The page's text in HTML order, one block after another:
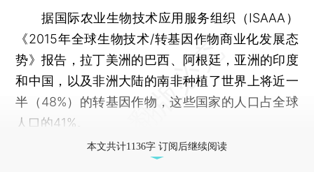
据国际农业生物技术应用服务组织（ISAAA）
《2015年全球生物技术/转基因作物商业化发展态
势》报告，拉丁美洲的巴西、阿根廷，亚洲的印度
和中国，以及非洲大陆的南非种植了世界上将近一
半（48%）的转基因作物，这些国家的人口占全球
人口的41%。
本文共计1136字 订阅后继续阅读